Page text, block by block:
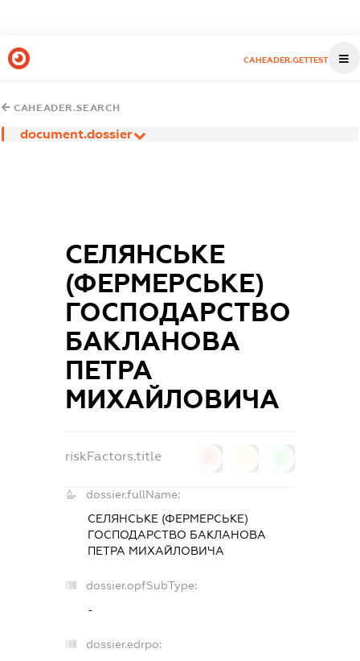
CAHEADER.GETTEST
CAHEADER.SEARCH
document.dossier
СЕЛЯНСЬКЕ
(ФЕРМЕРСЬКЕ)
ГОСПОДАРСТВО
БАКЛАНОВА
ПЕТРА
МИХАЙЛОВИЧА
riskFactors.title
dossier.fullName:
СЕЛЯНСЬКЕ (ФЕРМЕРСЬКЕ)
ГОСПОДАРСТВО БАКЛАНОВА
ПЕТРА МИХАЙЛОВИЧА
dossier.opfSubType:
-
dossier.edrpo: